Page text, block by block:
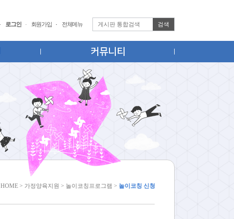
검색
로그인 회원가입 전체메뉴
커뮤니티
HOME > 가정양육지원 > 놀이코칭프로그램 > 놀이코칭 신청